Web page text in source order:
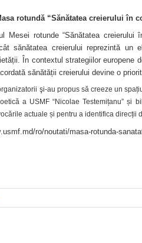
rotundă “Sănătatea creierului în
Mesei rotunde “Sănătatea
sănătatea creierului reprezintă un
În contextul strategiilor europene
sănătății creierului devine o
şi-au propus să creeze un
a USMF “Nicolae Testemițanu” și
actuale și pentru a identifica
ro/noutati/masa-rotunda-